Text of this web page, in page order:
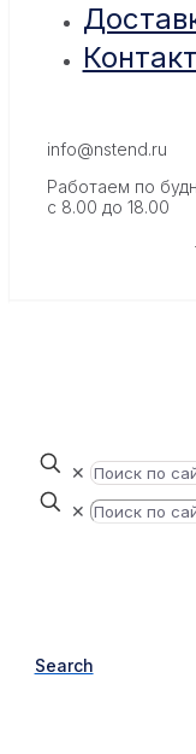
info@nstend.ru
Работаем по
с 8.00 до 18.00
✕
✕
Search